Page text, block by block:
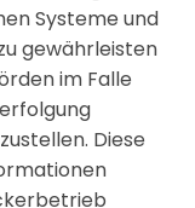
Systeme und
gewährleisten
im Falle
Diese